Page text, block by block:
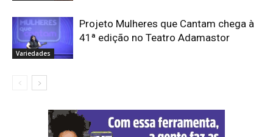
Variedades
Projeto Mulheres que Cantam chega à
41ª edição no Teatro Adamastor